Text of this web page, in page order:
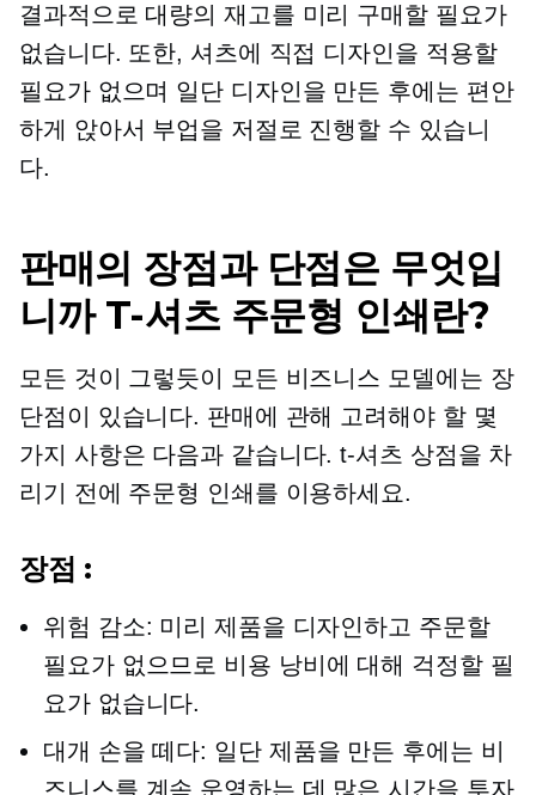
결과적으로 대량의 재고를 미리 구매할 필요가
없습니다. 또한, 셔츠에 직접 디자인을 적용할
필요가 없으며 일단 디자인을 만든 후에는 편안
하게 앉아서 부업을 저절로 진행할 수 있습니
다.
판매의 장점과 단점은 무엇입
니까 T-셔츠 주문형 인쇄란?
모든 것이 그렇듯이 모든 비즈니스 모델에는 장
단점이 있습니다. 판매에 관해 고려해야 할 몇
가지 사항은 다음과 같습니다.t-셔츠 상점을 차
리기 전에 주문형 인쇄를 이용하세요.
장점 :
위험 감소: 미리 제품을 디자인하고 주문할
필요가 없으므로 비용 낭비에 대해 걱정할 필
요가 없습니다.
대개 손을 떼다: 일단 제품을 만든 후에는 비
즈니스를 계속 운영하는 데 많은 시간을 투자